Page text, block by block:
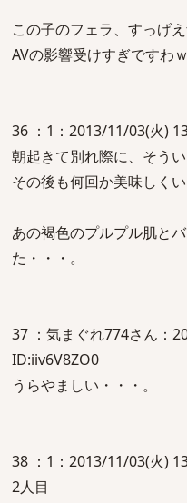
この子のフェラ、すっげ
AVの影響受けすぎですわ
36 ：1：2013/11/03(火)
朝起きて別れ際に、そう
その後も何回か美味しくい
あの褐色のプルプル肌と
た・・・。
37 ：気まぐれ774さん：
ID:iiv6V8ZO0
うらやましい・・・。
38 ：1：2013/11/03(火)
2人目